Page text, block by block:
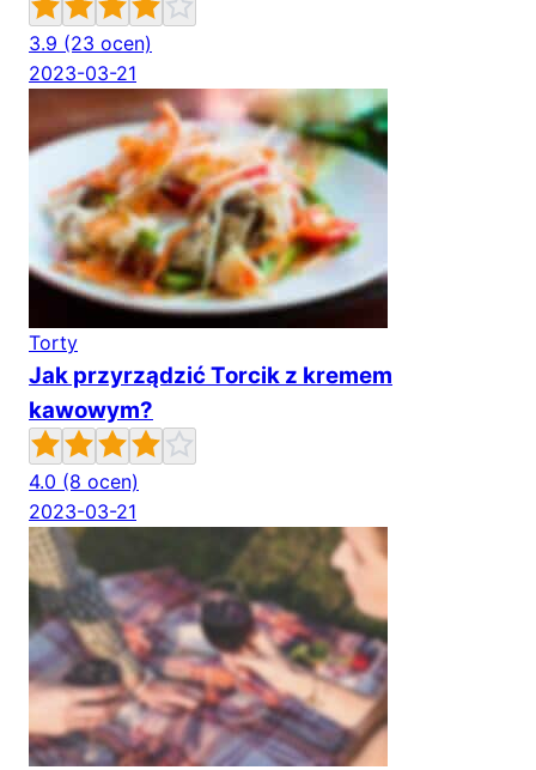
3.9 (23 ocen)
2023-03-21
Torty
Jak przyrządzić Torcik z kremem
kawowym?
4.0 (8 ocen)
2023-03-21